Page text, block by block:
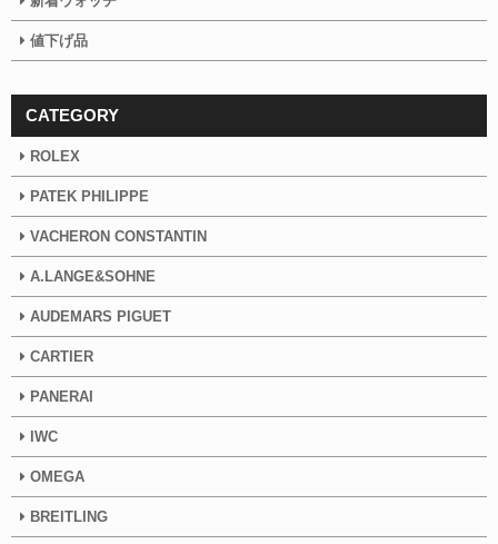
値下げ品
CATEGORY
ROLEX
PATEK PHILIPPE
VACHERON CONSTANTIN
A.LANGE&SOHNE
AUDEMARS PIGUET
CARTIER
PANERAI
IWC
OMEGA
BREITLING